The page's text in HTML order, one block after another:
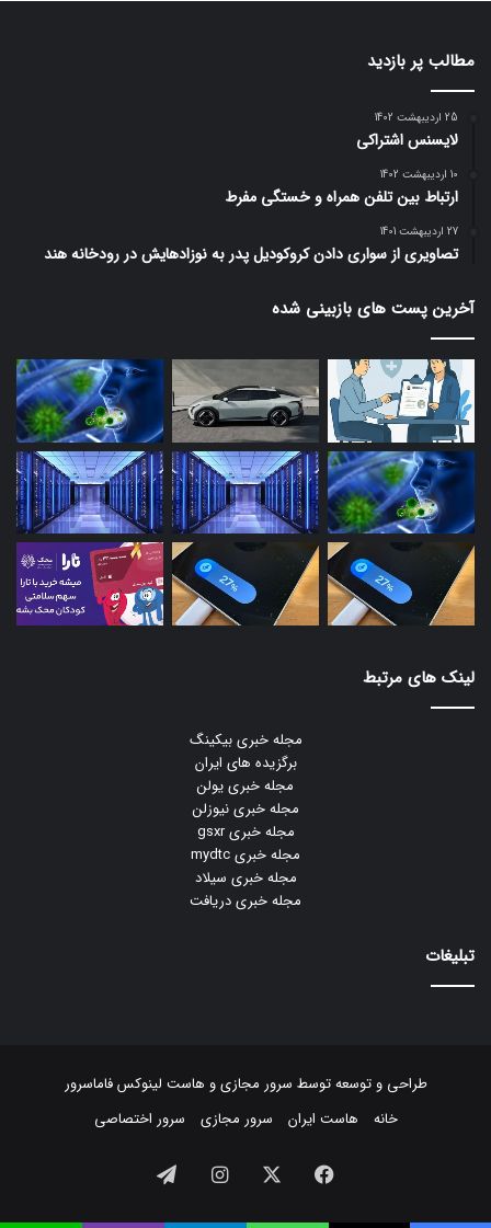
مطالب پر بازدید
25 اردیبهشت 1402
لایسنس اشتراکی
10 اردیبهشت 1402
ارتباط بین تلفن همراه و خستگی مفرط
27 اردیبهشت 1401
تصاویری از سواری دادن کروکودیل پدر به نوزادهایش در رودخانه هند
آخرین پست های بازبینی شده
لینک های مرتبط
مجله خبری بیکینگ
برگزیده های ایران
مجله خبری یولن
مجله خبری نیوزلن
مجله خبری gsxr
مجله خبری mydtc
مجله خبری سیلاد
مجله خبری دریافت
تبلیغات
طراحی و توسعه توسط سرور مجازیو هاست لینوکسفاماسرور
خانه
هاست ایران سرور مجازی سرور اختصاصی
فیسبوک ایکس اینستاگرام